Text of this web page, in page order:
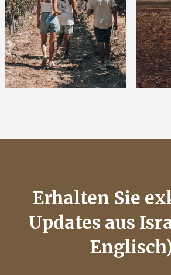
Erhalten Sie
Updates aus